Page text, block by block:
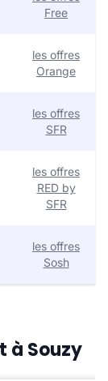
Free
les offres
Orange
les offres
SFR
les offres
RED by
SFR
les offres
Sosh
à Souzy